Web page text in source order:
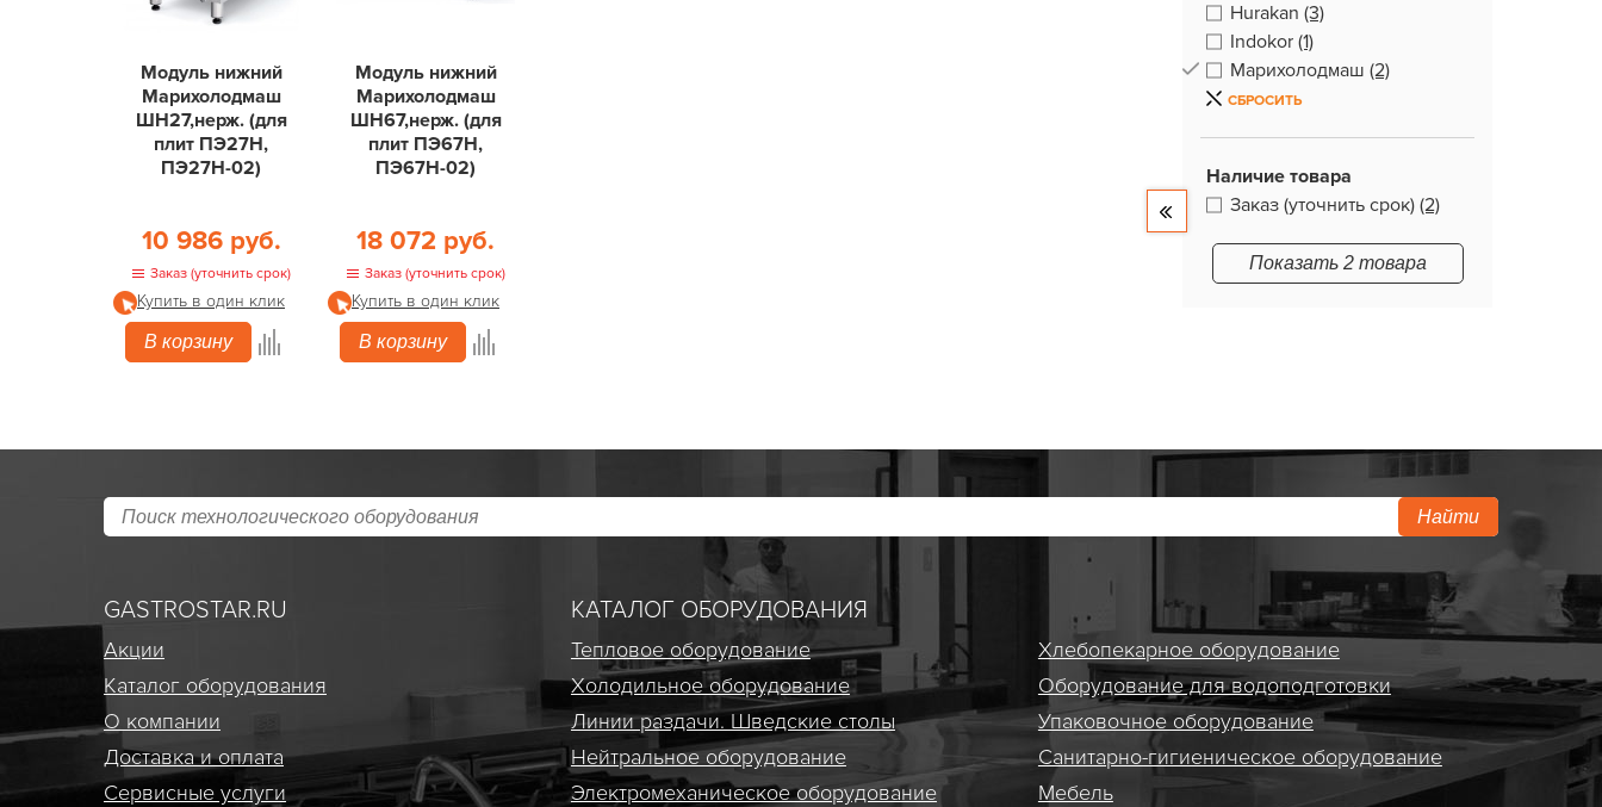
Hurakan (3)
Indokor (1)
Марихолодмаш (2)
СБРОСИТЬ
Наличие товара
Заказ (уточнить срок) (2)
Показать 2 товара
Модуль нижний
Марихолодмаш
ШН27,нерж. (для
плит ПЭ27Н,
ПЭ27Н-02)
10 986 руб.
Заказ (уточнить срок)
Купить в один клик
В корзину
Модуль нижний
Марихолодмаш
ШН67,нерж. (для
плит ПЭ67Н,
ПЭ67Н-02)
18 072 руб.
Заказ (уточнить срок)
Купить в один клик
В корзину
Найти
GASTROSTAR.RU
Акции
Каталог оборудования
О компании
Доставка и оплата
Сервисные услуги
КАТАЛОГ ОБОРУДОВАНИЯ
Тепловое оборудование
Холодильное оборудование
Линии раздачи. Шведские столы
Нейтральное оборудование
Электро­механическое оборудование
Хлебопекарное оборудование
Оборудование для водоподготовки
Упаковочное оборудование
Санитарно-гигиеническое оборудование
Мебель